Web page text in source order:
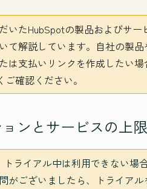
いたHubSpotの製品およびサー
て解説しています。自社の製
支払いリンクを作成したい場
確認ください。
ンとサービスの上
ライアル中は利用できない場
がございましたら、トライア